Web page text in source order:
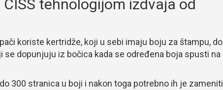
tehnologijom izdvaja od
koriste kertridže, koji u sebi imaju boju za štampu,
se dopunjuju iz bočica kada se određena boja spusti na
300 stranica u boji i nakon toga potrebno ih je